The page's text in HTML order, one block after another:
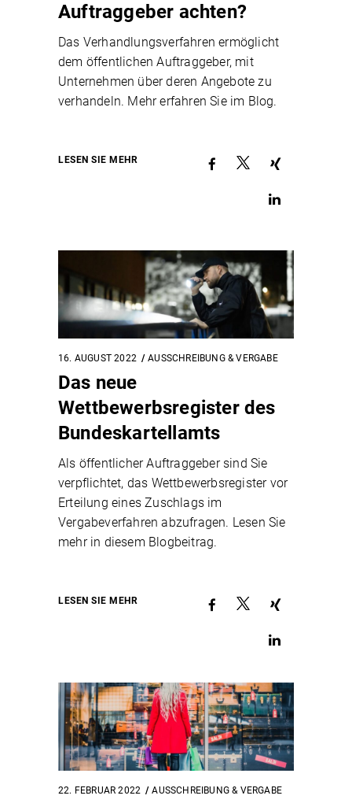
Auftraggeber achten?
Das Verhandlungsverfahren ermöglicht
dem öffentlichen Auftraggeber, mit
Unternehmen über deren Angebote zu
verhandeln. Mehr erfahren Sie im Blog.
LESEN SIE MEHR
16. AUGUST 2022 AUSSCHREIBUNG & VERGABE
Das neue
Wettbewerbsregister des
Bundeskartellamts
Als öffentlicher Auftraggeber sind Sie
verpflichtet, das Wettbewerbsregister vor
Erteilung eines Zuschlags im
Vergabeverfahren abzufragen. Lesen Sie
mehr in diesem Blogbeitrag.
LESEN SIE MEHR
22. FEBRUAR 2022 AUSSCHREIBUNG & VERGABE